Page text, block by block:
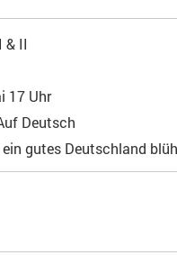
& II
17 Uhr
Deutsch
gutes Deutschland